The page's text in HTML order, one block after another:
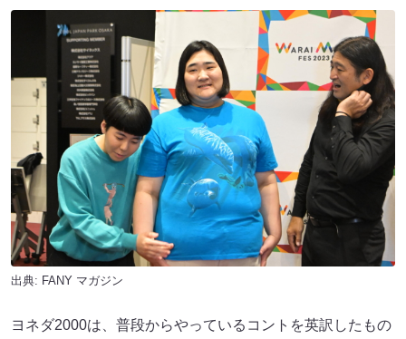
出典: FANY マガジン
ヨネダ2000は、普段からやっているコントを英訳したもの